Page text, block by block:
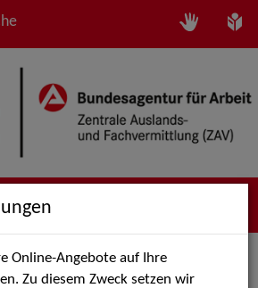
Online-Angebote auf Ihre
Zu diesem Zweck setzen wir